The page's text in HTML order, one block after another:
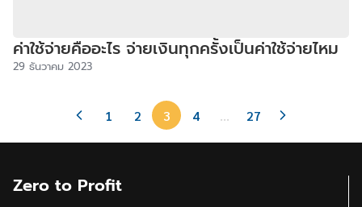
ค่าใช้จ่ายคืออะไร จ่ายเงินทุกครั้งเป็นค่าใช้จ่ายไหม
29 ธันวาคม 2023
1 2 3 4 … 27
Zero to Profit